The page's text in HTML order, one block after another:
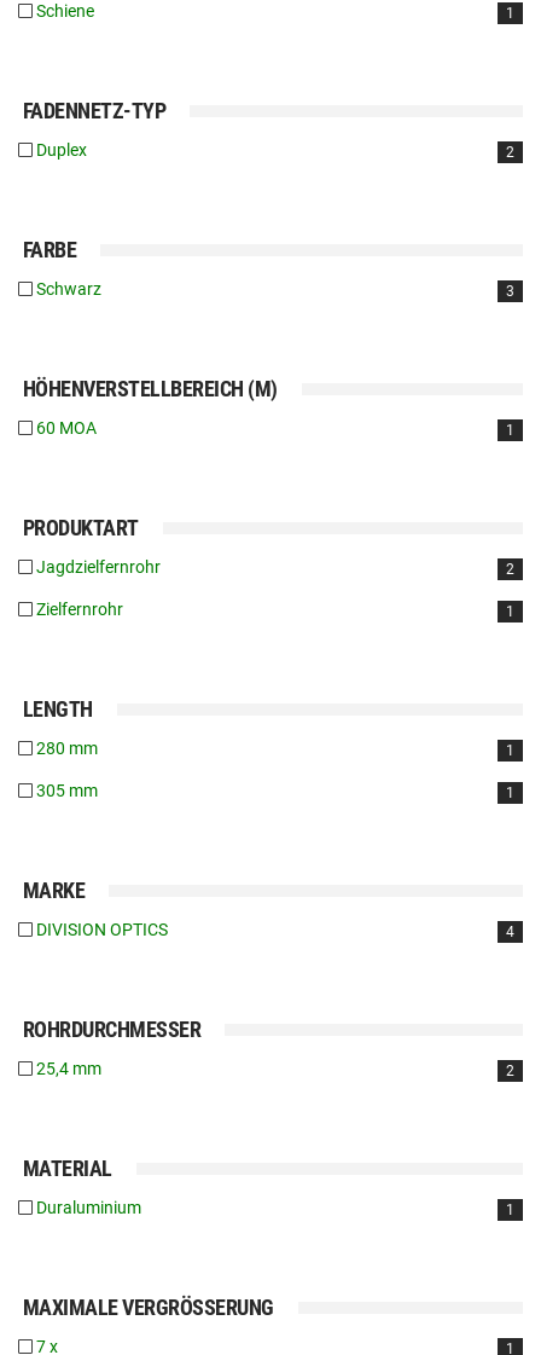
1
Schiene
FADENNETZ-TYP
2
Duplex
FARBE
3
Schwarz
HÖHENVERSTELLBEREICH (M)
1
60 MOA
PRODUKTART
2
Jagdzielfernrohr
1
Zielfernrohr
LENGTH
1
280 mm
1
305 mm
MARKE
4
DIVISION OPTICS
ROHRDURCHMESSER
2
25,4 mm
MATERIAL
1
Duraluminium
MAXIMALE VERGRÖSSERUNG
1
7 x